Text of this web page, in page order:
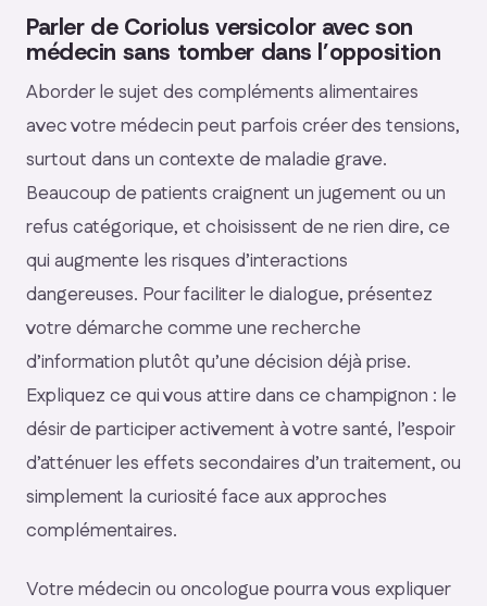
Parler de Coriolus versicolor avec son
médecin sans tomber dans l’opposition
Aborder le sujet des compléments alimentaires
avec votre médecin peut parfois créer des tensions,
surtout dans un contexte de maladie grave.
Beaucoup de patients craignent un jugement ou un
refus catégorique, et choisissent de ne rien dire, ce
qui augmente les risques d’interactions
dangereuses. Pour faciliter le dialogue, présentez
votre démarche comme une recherche
d’information plutôt qu’une décision déjà prise.
Expliquez ce qui vous attire dans ce champignon : le
désir de participer activement à votre santé, l’espoir
d’atténuer les effets secondaires d’un traitement, ou
simplement la curiosité face aux approches
complémentaires.
Votre médecin ou oncologue pourra vous expliquer